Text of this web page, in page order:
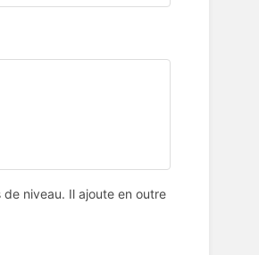
niveau. Il ajoute en outre